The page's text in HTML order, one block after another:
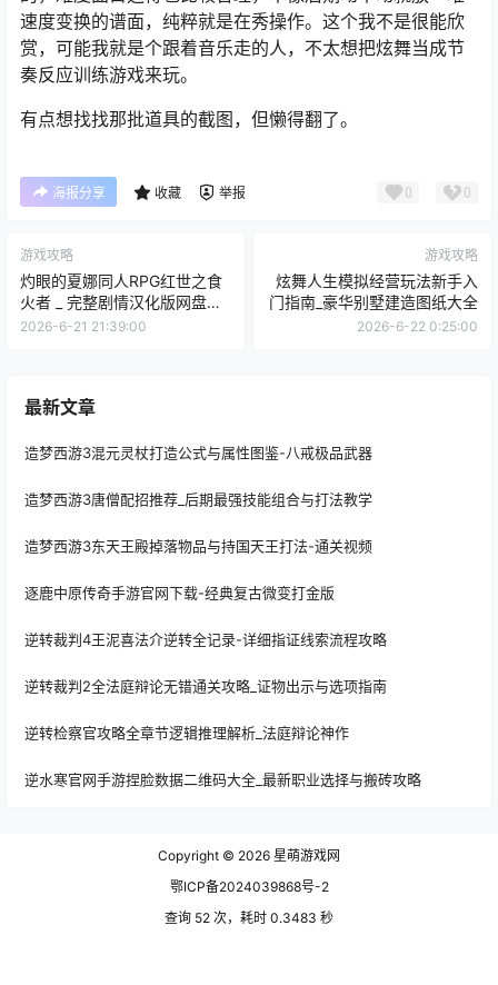
速度变换的谱面，纯粹就是在秀操作。这个我不是很能欣
赏，可能我就是个跟着音乐走的人，不太想把炫舞当成节
奏反应训练游戏来玩。
有点想找找那批道具的截图，但懒得翻了。
海报分享 收藏 举报 0 0
游戏攻略
灼眼的夏娜同人RPG红世之食
火者 _ 完整剧情汉化版网盘资
源
2026-6-21 21:39:00
游戏攻略
炫舞人生模拟经营玩法新手入
门指南_豪华别墅建造图纸大全
2026-6-22 0:25:00
最新文章
造梦西游3混元灵杖打造公式与属性图鉴-八戒极品武器
造梦西游3唐僧配招推荐_后期最强技能组合与打法教学
造梦西游3东天王殿掉落物品与持国天王打法-通关视频
逐鹿中原传奇手游官网下载-经典复古微变打金版
逆转裁判4王泥喜法介逆转全记录-详细指证线索流程攻略
逆转裁判2全法庭辩论无错通关攻略_证物出示与选项指南
逆转检察官攻略全章节逻辑推理解析_法庭辩论神作
逆水寒官网手游捏脸数据二维码大全_最新职业选择与搬砖攻略
Copyright © 2026 星萌游戏网
鄂ICP备2024039868号-2
查询 52 次，耗时 0.3483 秒